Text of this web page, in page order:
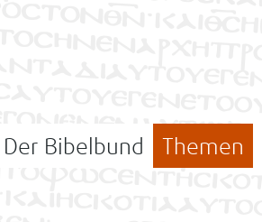
Der Bibelbund Themen